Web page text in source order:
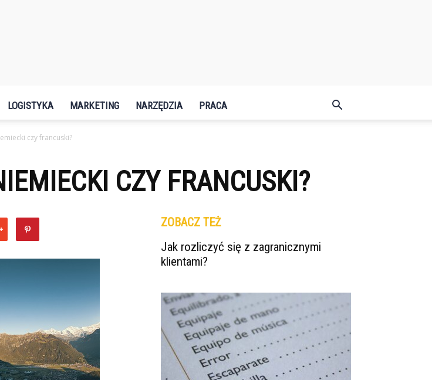
LOGISTYKA MARKETING NARZĘDZIA PRACA
czy francuski?
CZY FRANCUSKI?
ZOBACZ TEŻ
Jak rozliczyć się z zagranicznymi
klientami?